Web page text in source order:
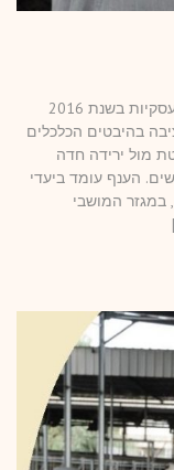
חצי שנתי ביצועי הענף המשתקפים בתוצאות העסקיות בשנת 2016
בהיבטים הכלכלים
מול ירידה חדה
הענף עומד ביעדי
במגזר המושבי